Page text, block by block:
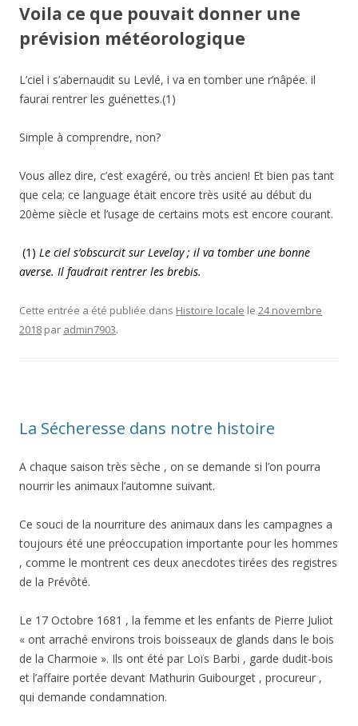
Voila ce que pouvait donner une
prévision météorologique
L’ciel i s’abernaudit su Levlé, i va en tomber une r’nâpée. il
faurai rentrer les guénettes.(1)
Simple à comprendre, non?
Vous allez dire, c’est exagéré, ou très ancien! Et bien pas tant
que cela; ce language était encore très usité au début du
20ème siècle et l’usage de certains mots est encore courant.
(1) Le ciel s’obscurcit sur Levelay ; il va tomber une bonne
averse. Il faudrait rentrer les brebis.
Cette entrée a été publiée dans Histoire locale le 24 novembre
2018 par admin7903.
La Sécheresse dans notre histoire
A chaque saison très sèche , on se demande si l’on pourra
nourrir les animaux l’automne suivant.
Ce souci de la nourriture des animaux dans les campagnes a
toujours été une préoccupation importante pour les hommes
, comme le montrent ces deux anecdotes tirées des registres
de la Prévôté.
Le 17 Octobre 1681 , la femme et les enfants de Pierre Juliot
« ont arraché environs trois boisseaux de glands dans le bois
de la Charmoie ». Ils ont été par Loïs Barbi , garde dudit-bois
et l’affaire portée devant Mathurin Guibourget , procureur ,
qui demande condamnation.